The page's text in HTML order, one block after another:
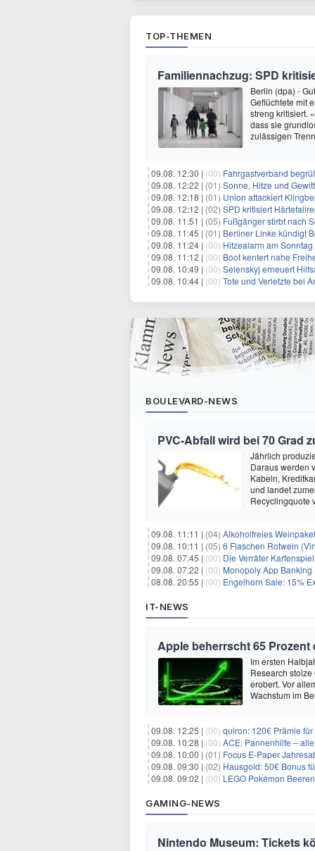
TOP-THEMEN
Familiennachzug: SPD
Berlin (dpa) -
Geflüchtete mit
streng kritisiert.
dass sie
zulässigen
09.08. 12:30 | (00) Fahrgastverband
09.08. 12:22 | (01) Sonne, Hitze und
09.08. 12:18 | (01) Union attackiert
09.08. 12:12 | (02) SPD kritisiert
09.08. 11:51 | (05) Fußgänger stirbt nach
09.08. 11:45 | (01) Berliner Linke kündigt
09.08. 11:24 | (00) Hitzealarm am
09.08. 11:12 | (00) Boot kentert nahe
09.08. 10:49 | (00) Selenskyj erneuert
09.08. 10:44 | (00) Tote und Verletzte bei
BOULEVARD-NEWS
PVC-Abfall wird bei 70 Grad
Jährlich
Daraus werden
Kabeln,
und landet
Recyclingquote
09.08. 11:11 | (04) Alkoholfreies
09.08. 10:11 | (05) 6 Flaschen Rotwein
09.08. 07:45 | (00) Die Verräter
09.08. 07:22 | (00) Monopoly App
08.08. 20:55 | (00) Engelhorn Sale: 15%
IT-NEWS
Apple beherrscht 65
Im ersten
Research
erobert. Vor
Wachstum im
09.08. 12:25 | (00) quiron: 120€ Prämie
09.08. 10:28 | (00) ACE: Pannenhilfe –
09.08. 10:00 | (01) Focus E-Paper
09.08. 09:30 | (02) Hausgold: 50€ Bonus
09.08. 09:02 | (00) LEGO Pokémon
GAMING-NEWS
Nintendo Museum: Tickets